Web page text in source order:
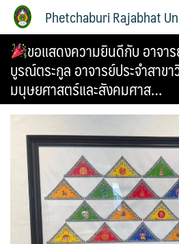
Phetchaburi Rajabhat
ขอแสดงความยินดีกับ อาจา
บูรณ์ตระกูล อาจารย์ประจำสาข
มนุษยศาสตร์และสังคมศาส…